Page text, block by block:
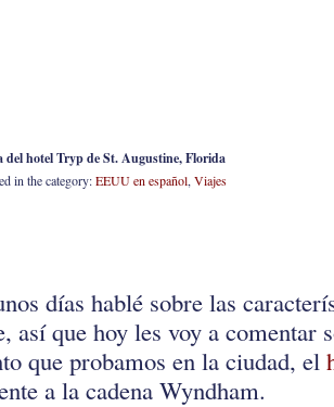
del hotel Tryp de St. Augustine, Florida
in the category:EEUU en español, Viajes
días hablé sobre las
así que hoy les voy a comentar
que probamos en la ciudad, el
a la cadena Wyndham.